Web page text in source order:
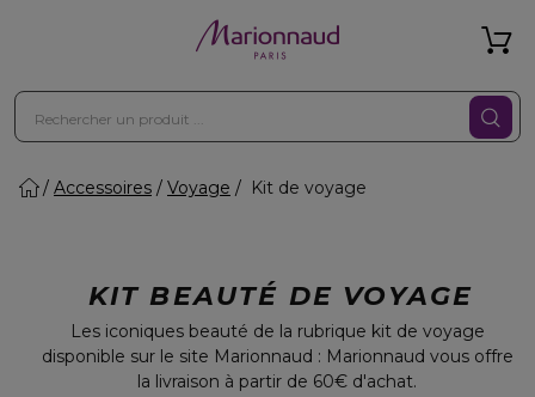
Accessoires Voyage Kit de voyage
KIT BEAUTÉ DE VOYAGE
Les iconiques beauté de la rubrique kit de voyage
disponible sur le site Marionnaud : Marionnaud vous offre
la livraison à partir de 60€ d'achat.